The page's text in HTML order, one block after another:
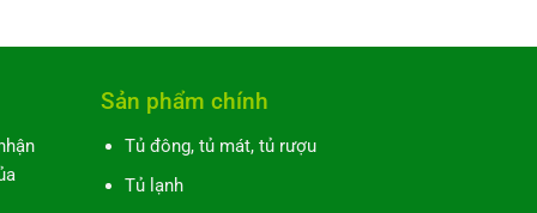
Sản phẩm chính
Tủ đông, tủ mát, tủ rượu
Tủ lạnh